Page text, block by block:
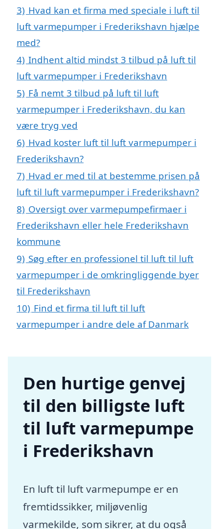
3) Hvad kan et firma med speciale i luft til
luft varmepumper i Frederikshavn hjælpe
med?
4) Indhent altid mindst 3 tilbud på luft til
luft varmepumper i Frederikshavn
5) Få nemt 3 tilbud på luft til luft
varmepumper i Frederikshavn, du kan
være tryg ved
6) Hvad koster luft til luft varmepumper i
Frederikshavn?
7) Hvad er med til at bestemme prisen på
luft til luft varmepumper i Frederikshavn?
8) Oversigt over varmepumpefirmaer i
Frederikshavn eller hele Frederikshavn
kommune
9) Søg efter en professionel til luft til luft
varmepumper i de omkringliggende byer
til Frederikshavn
10) Find et firma til luft til luft
varmepumper i andre dele af Danmark
Den hurtige genvej
til den billigste luft
til luft varmepumpe
i Frederikshavn
En luft til luft varmepumpe er en
fremtidssikker, miljøvenlig
varmekilde, som sikrer, at du også